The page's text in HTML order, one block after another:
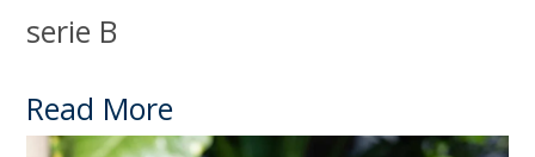
serie B
Read More